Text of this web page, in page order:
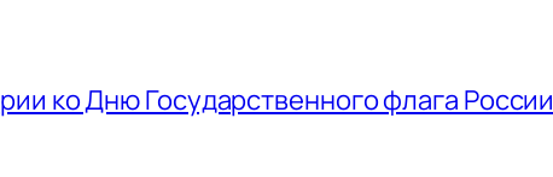
ко Дню Государственного флага России